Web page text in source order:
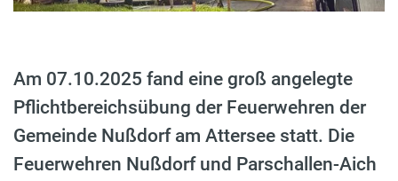
Am 07.10.2025 fand eine groß angelegte
Pflichtbereichsübung der Feuerwehren der
Gemeinde Nußdorf am Attersee statt. Die
Feuerwehren Nußdorf und Parschallen-Aich